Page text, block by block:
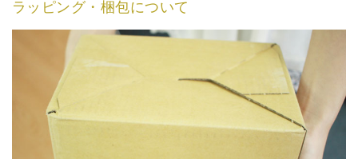
ラッピング・梱包について